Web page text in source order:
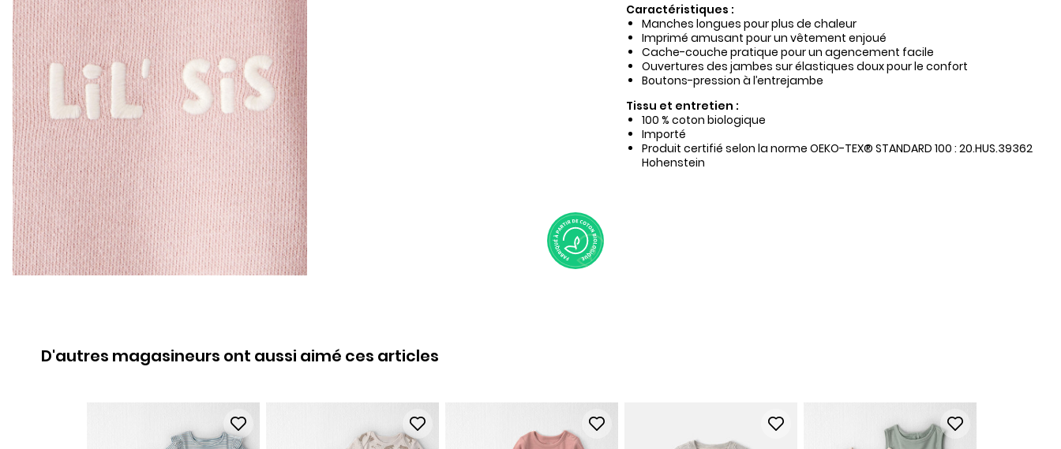
Caractéristiques :
Manches longues pour plus de chaleur
Imprimé amusant pour un vêtement enjoué
Cache-couche pratique pour un agencement facile
Ouvertures des jambes sur élastiques doux pour le confort
Boutons-pression à l’entrejambe
Tissu et entretien :
100 % coton biologique
Importé
Produit certifié selon la norme OEKO-TEX® STANDARD 100 : 20.HUS.39362
Hohenstein
D'autres magasineurs ont aussi aimé ces articles